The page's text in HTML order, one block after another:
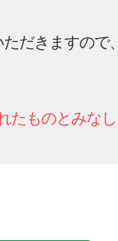
だきますので
ものとみなし